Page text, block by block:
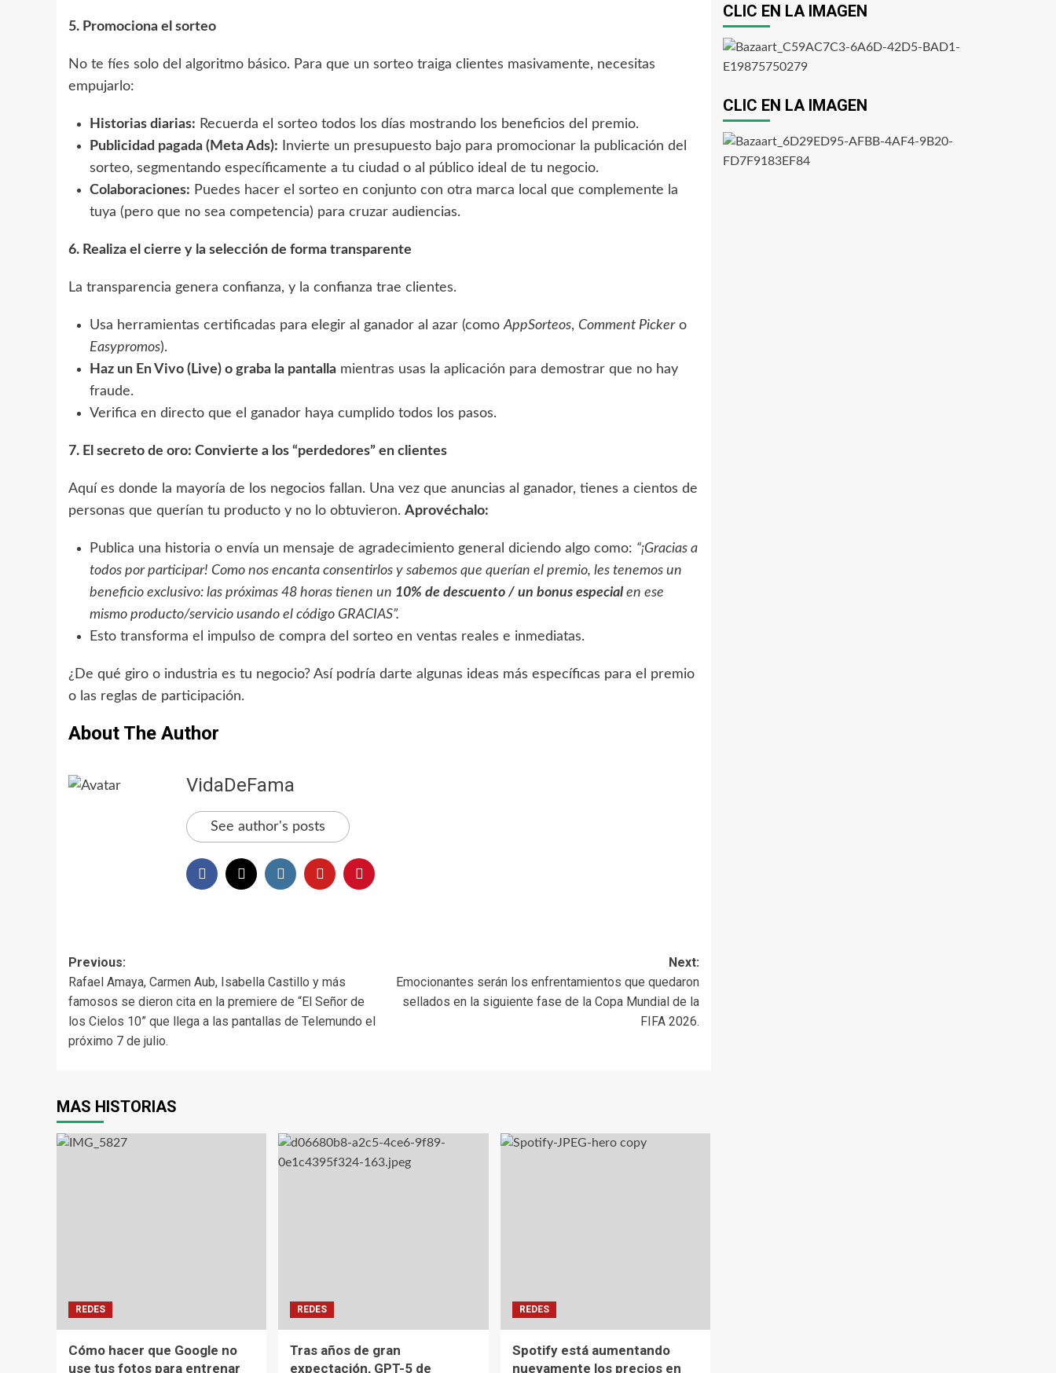
5. Promociona el sorteo
No te fíes solo del algoritmo básico. Para que un sorteo traiga clientes masivamente, necesitas
empujarlo:
Historias diarias: Recuerda el sorteo todos los días mostrando los beneficios del premio.
Publicidad pagada (Meta Ads): Invierte un presupuesto bajo para promocionar la publicación del
sorteo, segmentando específicamente a tu ciudad o al público ideal de tu negocio.
Colaboraciones: Puedes hacer el sorteo en conjunto con otra marca local que complemente la
tuya (pero que no sea competencia) para cruzar audiencias.
6. Realiza el cierre y la selección de forma transparente
La transparencia genera confianza, y la confianza trae clientes.
Usa herramientas certificadas para elegir al ganador al azar (comoAppSorteos, Comment Pickero
Easypromos).
Haz un En Vivo (Live) o graba la pantalla mientras usas la aplicación para demostrar que no hay
fraude.
Verifica en directo que el ganador haya cumplido todos los pasos.
7. El secreto de oro: Convierte a los “perdedores” en clientes
Aquí es donde la mayoría de los negocios fallan. Una vez que anuncias al ganador, tienes a cientos de
personas que querían tu producto y no lo obtuvieron. Aprovéchalo:
Publica una historia o envía un mensaje de agradecimiento general diciendo algo como: “¡Gracias a
todos por participar! Como nos encanta consentirlos y sabemos que querían el premio, les tenemos un
beneficio exclusivo: las próximas 48 horas tienen un 10% de descuento / un bonus especial en ese
mismo producto/servicio usando el código GRACIAS”.
Esto transforma el impulso de compra del sorteo en ventas reales e inmediatas.
¿De qué giro o industria es tu negocio? Así podría darte algunas ideas más específicas para el premio
o las reglas de participación.
About The Author
VidaDeFama
See author's posts
Previous:
Rafael Amaya, Carmen Aub, Isabella Castillo y más
famosos se dieron cita en la premiere de “El Señor de
los Cielos 10” que llega a las pantallas de Telemundo el
próximo 7 de julio.
Next:
Emocionantes serán los enfrentamientos que quedaron
sellados en la siguiente fase de la Copa Mundial de la
FIFA 2026.
MAS HISTORIAS
REDES
Cómo hacer que Google no
use tus fotos para entrenar
REDES
Tras años de gran
expectación, GPT-5 de
REDES
Spotify está aumentando
nuevamente los precios en
CLIC EN LA IMAGEN
CLIC EN LA IMAGEN